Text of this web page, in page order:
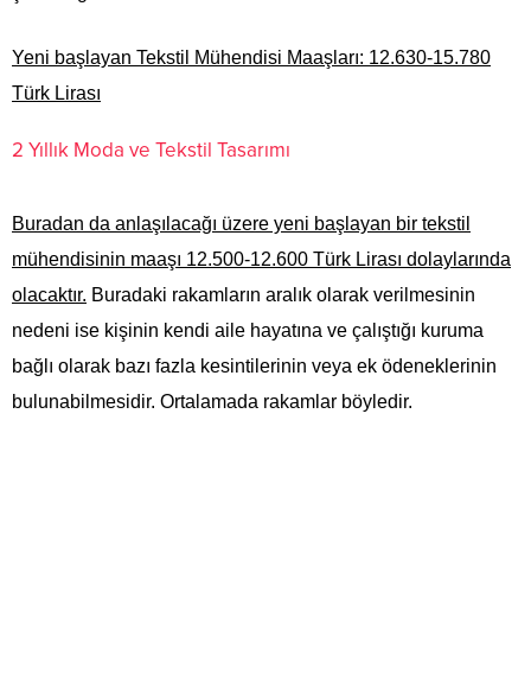
Yeni başlayan Tekstil Mühendisi Maaşları: 12.630-15.780
Türk Lirası
2 Yıllık Moda ve Tekstil Tasarımı
Buradan da anlaşılacağı üzere yeni başlayan bir tekstil
mühendisinin maaşı 12.500-12.600 Türk Lirası dolaylarında
olacaktır. Buradaki rakamların aralık olarak verilmesinin
nedeni ise kişinin kendi aile hayatına ve çalıştığı kuruma
bağlı olarak bazı fazla kesintilerinin veya ek ödeneklerinin
bulunabilmesidir. Ortalamada rakamlar böyledir.